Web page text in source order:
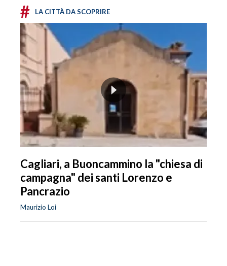
# LA CITTÀ DA SCOPRIRE
Cagliari, a Buoncammino la "chiesa di
campagna" dei santi Lorenzo e
Pancrazio
Maurizio Loi